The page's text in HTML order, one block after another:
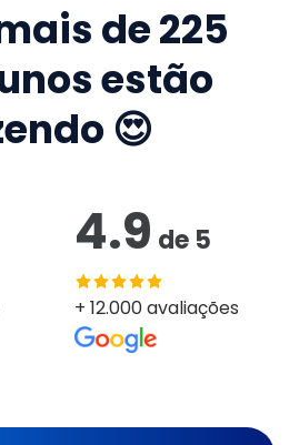
de225
estão
😍
4.9 de 5
+ 12.000 avaliações